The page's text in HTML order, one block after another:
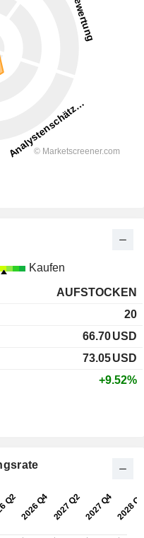
Kaufen
AUFSTOCKEN
20
66.70USD
73.05USD
+9.52%